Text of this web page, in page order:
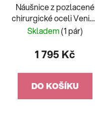
Náušnice z pozlacené
chirurgické oceli Venice
s českým křišťálem
Skladem(1 pár)
1 795 Kč
DO KOŠÍKU